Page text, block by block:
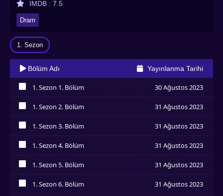
IMDB : 7.5
Dram
1. Sezon
Bölüm Adı Yayınlanma Tarihi
1. Sezon 1. Bölüm 30 Ağustos 2023
1. Sezon 2. Bölüm 31 Ağustos 2023
1. Sezon 3. Bölüm 31 Ağustos 2023
1. Sezon 4. Bölüm 31 Ağustos 2023
1. Sezon 5. Bölüm 31 Ağustos 2023
1. Sezon 6. Bölüm 31 Ağustos 2023